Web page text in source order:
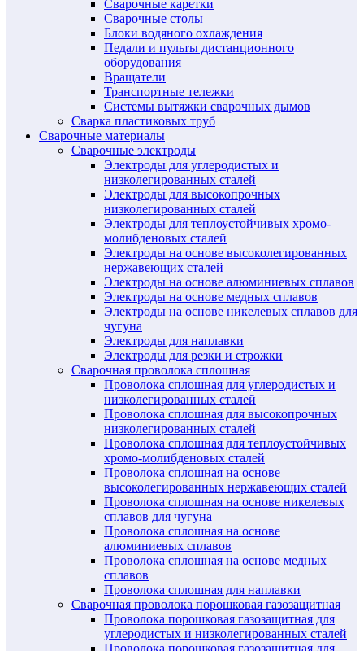
Сварочные каретки
Сварочные столы
Блоки водяного охлаждения
Педали и пульты дистанционного
оборудования
Вращатели
Транспортные тележки
Системы вытяжки сварочных дымов
Сварка пластиковых труб
Сварочные материалы
Сварочные электроды
Электроды для углеродистых и
низколегированных сталей
Электроды для высокопрочных
низколегированных сталей
Электроды для теплоустойчивых хромо-
молибденовых сталей
Электроды на основе высоколегированных
нержавеющих сталей
Электроды на основе алюминиевых сплавов
Электроды на основе медных сплавов
Электроды на основе никелевых сплавов для
чугуна
Электроды для наплавки
Электроды для резки и строжки
Сварочная проволока сплошная
Проволока сплошная для углеродистых и
низколегированных сталей
Проволока сплошная для высокопрочных
низколегированных сталей
Проволока сплошная для теплоустойчивых
хромо-молибденовых сталей
Проволока сплошная на основе
высоколегированных нержавеющих сталей
Проволока сплошная на основе никелевых
сплавов для чугуна
Проволока сплошная на основе
алюминиевых сплавов
Проволока сплошная на основе медных
сплавов
Проволока сплошная для наплавки
Сварочная проволока порошковая газозащитная
Проволока порошковая газозащитная для
углеродистых и низколегированных сталей
Проволока порошковая газозащитная для